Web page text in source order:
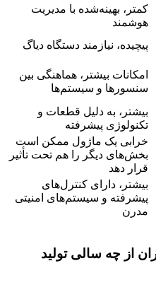
کمتر، بهینه‌شده با مدیریت
هوشمند
پیچیده، نیازمند دستگاه دیاگ
امکانات بیشتر، هماهنگی بین
سنسورها و سیستم‌ها
بیشتر، به دلیل قطعات و
تکنولوژی پیشرفته
خرابی یک ماژول ممکن است
بخش‌های دیگر را هم تحت تأثیر
قرار دهد
بیشتر، دارای کنترل‌های
پیشرفته و سیستم‌های امنیتی
مدرن
از چه سالی تولید